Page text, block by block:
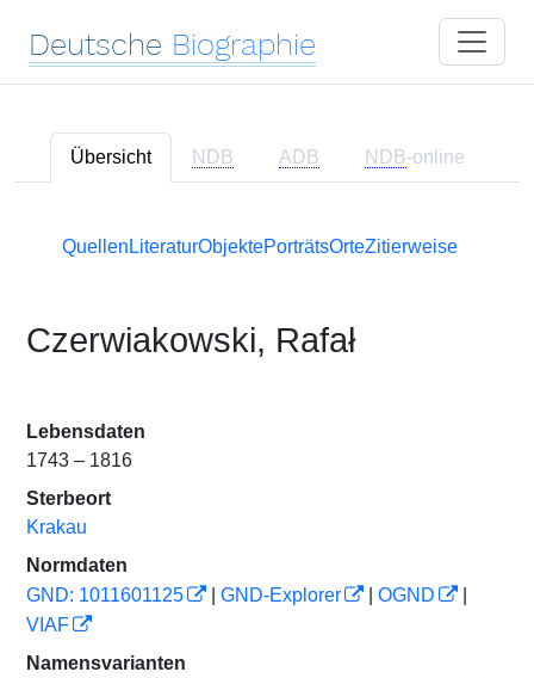
Deutsche Biographie
Übersicht NDB ADB NDB-online
Quellen LiteraturObjektePorträtsOrteZitierweise
Czerwiakowski, Rafał
Lebensdaten
1743 – 1816
Sterbeort
Krakau
Normdaten
GND: 1011601125
GND-Explorer OGND
VIAF
Namensvarianten